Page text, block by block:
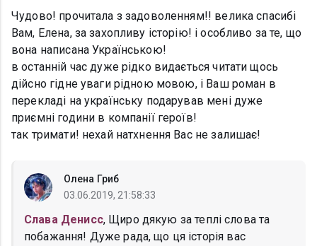
Чудово! прочитала з задоволенням!! велика спасибі
Вам, Елена, за захопливу історію! і особливо за те, що
вона написана Українською!
в останній час дуже рідко видається читати щось
дійсно гідне уваги рідною мовою, і Ваш роман в
перекладі на українську подарував мені дуже
приємні години в компанії героїв!
так тримати! нехай натхнення Вас не залишає!
Олена Гриб
03.06.2019, 21:58:33
Слава Денисс, Щиро дякую за теплі слова та
побажання! Дуже рада, що ця історія вас